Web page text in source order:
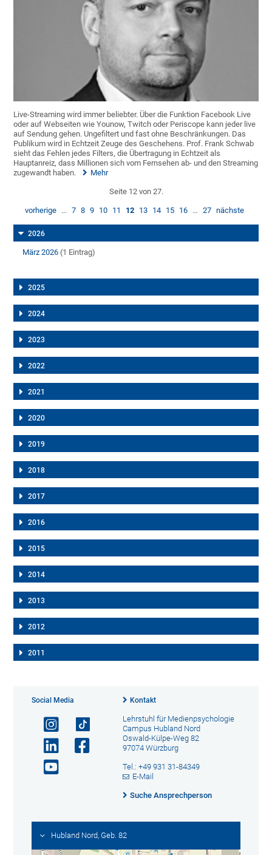
Live-Streaming wird immer beliebter. Über die Funktion Facebook Live
oder auf Webseiten wie Younow, Twitch oder Periscope kann jeder live
auf Sendung gehen. Ungefiltert und fast ohne Beschränkungen. Das
Publikum wird in Echtzeit Zeuge des Geschehens. Prof. Frank Schwab
sieht das Fehlen jedes Filters, die Übertragung in Echtzeit als
Hauptanreiz, dass Millionen sich vom Fernsehen ab- und den Streaming
zugewandt haben.
Mehr
Seite 12 von 27.
vorherige … 7 8 9 10 11 12 13 14 15 16 … 27 nächste
2026
März 2026 (1 Eintrag)
2025
2024
2023
2022
2021
2020
2019
2018
2017
2016
2015
2014
2013
2012
2011
Social Media Kontakt
Lehrstuhl für Medienpsychologie
Campus Hubland Nord
Oswald-Külpe-Weg 82
97074 Würzburg
Tel.: +49 931 31-84349
E-Mail
Suche Ansprechperson
Hubland Nord, Geb. 82